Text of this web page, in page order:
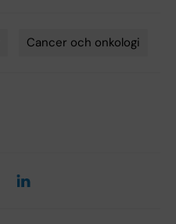
Cancer och onkologi